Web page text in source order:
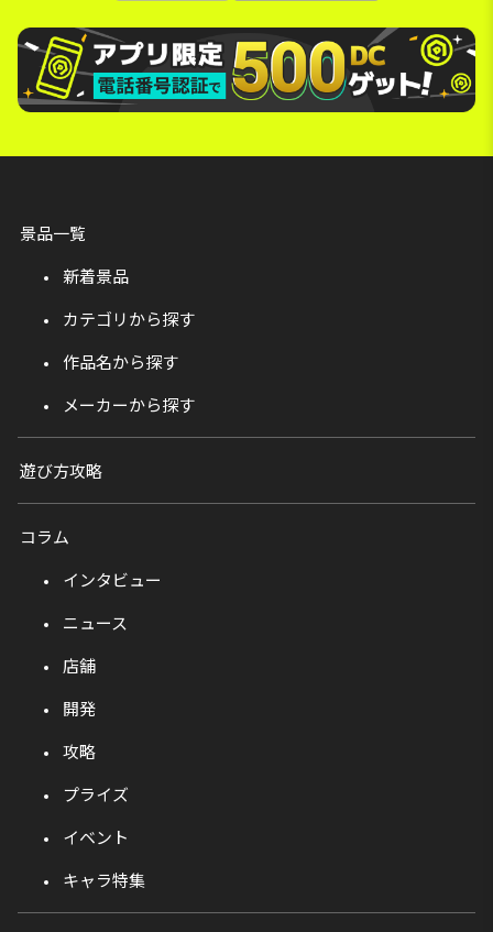
景品一覧
新着景品
カテゴリから探す
作品名から探す
メーカーから探す
遊び方攻略
コラム
インタビュー
ニュース
店舗
開発
攻略
プライズ
イベント
キャラ特集